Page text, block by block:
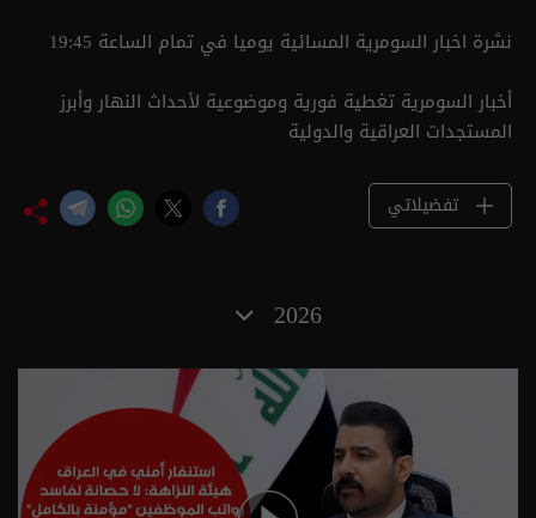
نشرة اخبار السومرية المسائية يوميا في تمام الساعة 19:45
أخبار السومرية تغطية فورية وموضوعية لأحداث النهار وأبرز
المستجدات العراقية والدولية
تفضيلاتي
2026